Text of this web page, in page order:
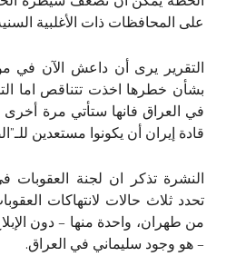
على المحافظات ذات الأغلبية
التقرير يرى أن داعش الآن في
بشأن خطرها اخذت تتناقص اما
في العراق فانها ستأتي مرة أخرى
قادة إيران أن يكونوا مستعدين
النشرة تذكر ان لجنة
تحدد ثلاث حالات لانتهاكات
من طهران، واحدة منها – دون
– هو وجود سليماني في العراق.